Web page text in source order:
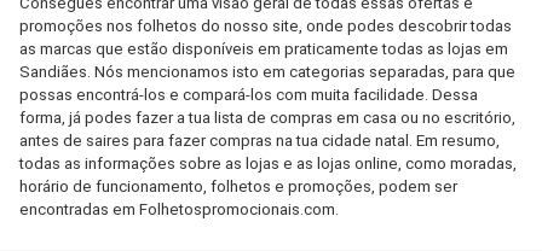
promoções nos folhetos do nosso site, onde podes descobrir todas
as marcas que estão disponíveis em praticamente todas as lojas em
Sandiães. Nós mencionamos isto em categorias separadas, para que
possas encontrá-los e compará-los com muita facilidade. Dessa
forma, já podes fazer a tua lista de compras em casa ou no escritório,
antes de saires para fazer compras na tua cidade natal. Em resumo,
todas as informações sobre as lojas e as lojas online, como moradas,
horário de funcionamento, folhetos e promoções, podem ser
encontradas em Folhetospromocionais.com.